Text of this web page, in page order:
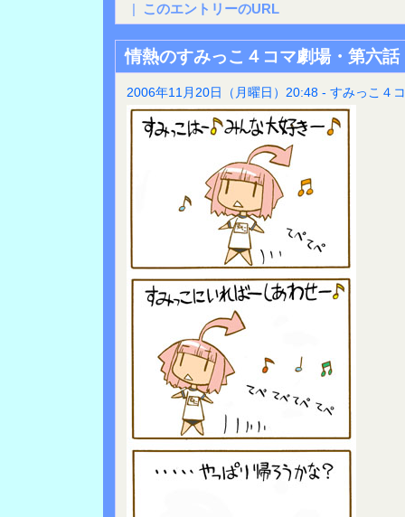
| このエントリーのURL
情熱のすみっこ４コマ劇場・第六
2006年11月20日（月曜日）20:48 - すみっこ４